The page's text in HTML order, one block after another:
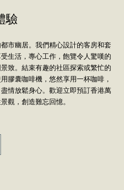
驗
市幽居。我們精心設計的客房和套
生活，專心工作，飽覽令人驚嘆的
致。結束有趣的社區探索或繁忙的
膠囊咖啡機，悠然享用一杯咖啡，
情放鬆身心。歡迎立即預訂香港萬
觀，創造難忘回憶。